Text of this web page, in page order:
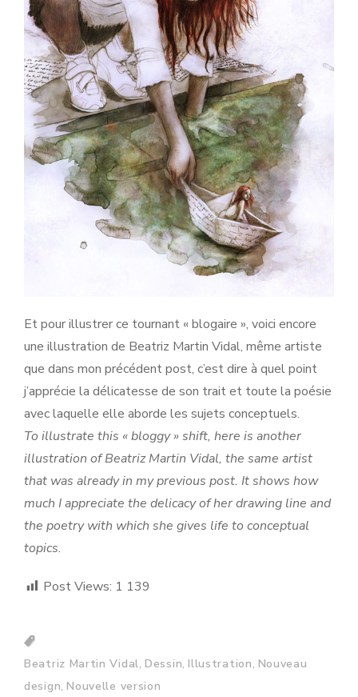
Et pour illustrer ce tournant « blogaire », voici encore
une illustration de Beatriz Martin Vidal, même artiste
que dans mon précédent post, c’est dire à quel point
j’apprécie la délicatesse de son trait et toute la poésie
avec laquelle elle aborde les sujets conceptuels.
To illustrate this « bloggy » shift, here is another
illustration of Beatriz Martin Vidal, the same artist
that was already in my previous post. It shows how
much I appreciate the delicacy of her drawing line and
the poetry with which she gives life to conceptual
topics.
Post Views: 1 139
Beatriz Martin Vidal, Dessin,Illustration, Nouveau
design,Nouvelle version